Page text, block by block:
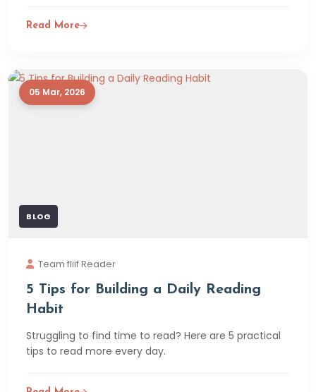
Read More
05 Mar, 2026
BLOG
Team fliif Reader
5 Tips for Building a Daily Reading
Habit
Struggling to find time to read? Here are 5 practical
tips to read more every day.